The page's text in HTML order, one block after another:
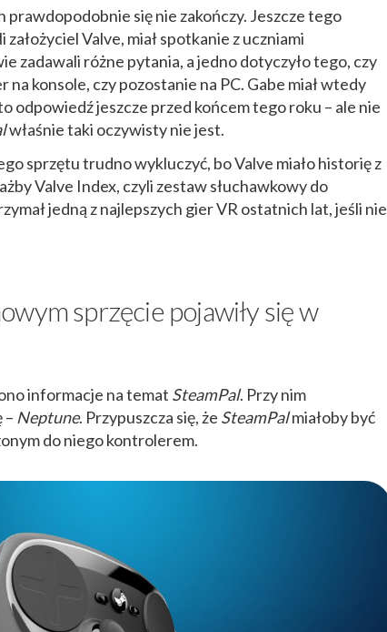
prawdopodobnie się nie zakończy. Jeszcze tego
Valve, miał spotkanie z uczniami
zadawali różne pytania, a jedno dotyczyło tego, czy
na konsole, czy pozostanie na PC. Gabe miał wtedy
odpowiedź jeszcze przed końcem tego roku – ale nie
właśnie taki oczywisty nie jest.
sprzętu trudno wykluczyć, bo Valve miało historię z
Valve Index, czyli zestaw słuchawkowy do
jedną z najlepszych gier VR ostatnich lat, jeśli nie
sprzęcie pojawiły się w
informacje na temat SteamPal. Przy nim
– Neptune. Przypuszcza się, że SteamPalmiałoby być
do niego kontrolerem.